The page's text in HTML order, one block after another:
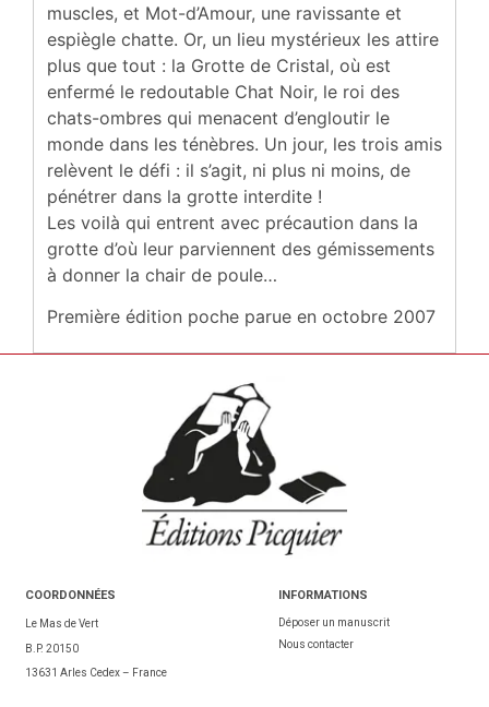
muscles, et Mot-d’Amour, une ravissante et
espiègle chatte. Or, un lieu mystérieux les attire
plus que tout : la Grotte de Cristal, où est
enfermé le redoutable Chat Noir, le roi des
chats-ombres qui menacent d’engloutir le
monde dans les ténèbres. Un jour, les trois amis
relèvent le défi : il s’agit, ni plus ni moins, de
pénétrer dans la grotte interdite !
Les voilà qui entrent avec précaution dans la
grotte d’où leur parviennent des gémissements
à donner la chair de poule…
Première édition poche parue en octobre 2007
COORDONNÉES
Le Mas de Vert
B.P. 20150
13631 Arles Cedex – France
INFORMATIONS
Déposer un manuscrit
Nous contacter